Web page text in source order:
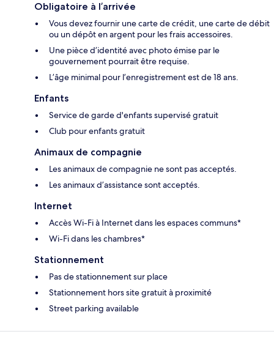
Obligatoire à l’arrivée
Vous devez fournir une carte de crédit, une carte de débit
ou un dépôt en argent pour les frais accessoires.
Une pièce d’identité avec photo émise par le
gouvernement pourrait être requise.
L’âge minimal pour l’enregistrement est de 18 ans.
Enfants
Service de garde d'enfants supervisé gratuit
Club pour enfants gratuit
Animaux de compagnie
Les animaux de compagnie ne sont pas acceptés.
Les animaux d’assistance sont acceptés.
Internet
Accès Wi-Fi à Internet dans les espaces communs*
Wi-Fi dans les chambres*
Stationnement
Pas de stationnement sur place
Stationnement hors site gratuit à proximité
Street parking available